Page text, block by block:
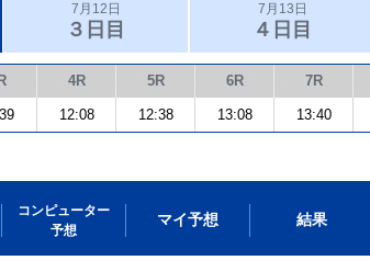
7月12日
３日目
7月13日
４日目
4R 5R 6R 7R
12:08 12:38 13:08 13:40
コンピューター
予想
マイ予想 結果